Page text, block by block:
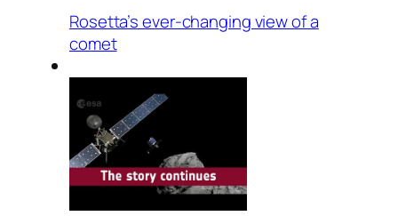
Rosetta’s ever-changing view of a
comet